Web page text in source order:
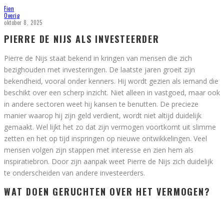
Fien
Overig
oktober 8, 2025
PIERRE DE NIJS ALS INVESTEERDER
Pierre de Nijs staat bekend in kringen van mensen die zich
bezighouden met investeringen. De laatste jaren groeit zijn
bekendheid, vooral onder kenners. Hij wordt gezien als iemand die
beschikt over een scherp inzicht. Niet alleen in vastgoed, maar ook
in andere sectoren weet hij kansen te benutten. De precieze
manier waarop hij zijn geld verdient, wordt niet altijd duidelijk
gemaakt. Wel lijkt het zo dat zijn vermogen voortkomt uit slimme
zetten en het op tijd inspringen op nieuwe ontwikkelingen. Veel
mensen volgen zijn stappen met interesse en zien hem als
inspiratiebron. Door zijn aanpak weet Pierre de Nijs zich duidelijk
te onderscheiden van andere investeerders.
WAT DOEN GERUCHTEN OVER HET VERMOGEN?